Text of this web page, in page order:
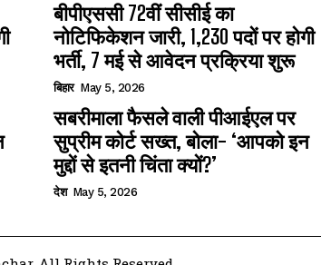
बीपीएससी 72वीं सीसीई का
नोटिफिकेशन जारी, 1,230 पदों पर होगी
भर्ती, 7 मई से आवेदन प्रक्रिया शुरू
बिहार May 5, 2026
सबरीमाला फैसले वाली पीआईएल पर
सुप्रीम कोर्ट सख्त, बोला- ‘आपको इन
मुद्दों से इतनी चिंता क्यों?’
देश May 5, 2026